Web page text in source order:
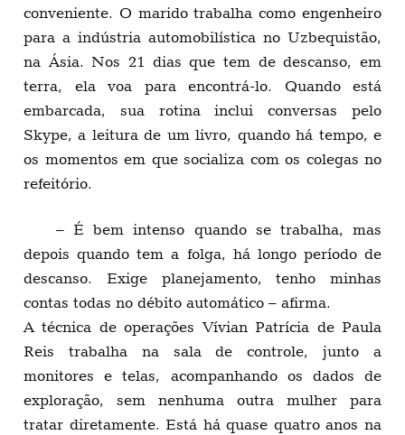
conveniente. O marido trabalha como engenheiro
para a indústria automobilística no Uzbequistão,
na Ásia. Nos 21 dias que tem de descanso, em
terra, ela voa para encontrá-lo. Quando está
embarcada, sua rotina inclui conversas pelo
Skype, a leitura de um livro, quando há tempo, e
os momentos em que socializa com os colegas no
refeitório.
– É bem intenso quando se trabalha, mas
depois quando tem a folga, há longo período de
descanso. Exige planejamento, tenho minhas
contas todas no débito automático – afirma.
A técnica de operações Vívian Patrícia de Paula
Reis trabalha na sala de controle, junto a
monitores e telas, acompanhando os dados de
exploração, sem nenhuma outra mulher para
tratar diretamente. Está há quase quatro anos na